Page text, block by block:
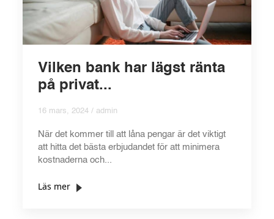
Vilken bank har lägst ränta
på privat...
16 mars, 2024 / admin
När det kommer till att låna pengar är det viktigt
att hitta det bästa erbjudandet för att minimera
kostnaderna och...
Läs mer